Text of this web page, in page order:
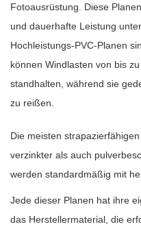
Fotoausrüstung. Diese
und dauerhafte Leistung
Hochleistungs-PVC-Planen
können Windlasten von bis
standhalten, während sie
zu reißen.
Die meisten
verzinkter als auch
werden standardmäßig mit
Jede dieser Planen hat ihre
das Herstellermaterial, die